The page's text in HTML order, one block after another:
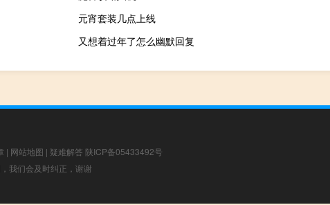
元宵套装几点上线
又想着过年了怎么幽默回复
| 网站地图 | 疑难解答 陕ICP备05433492号
我们会及时纠正，谢谢